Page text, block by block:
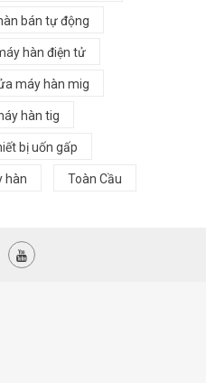
bán tự động
hàn điện tử
máy hàn mig
hàn tig
bị uốn gấp
hàn Toàn Cầu